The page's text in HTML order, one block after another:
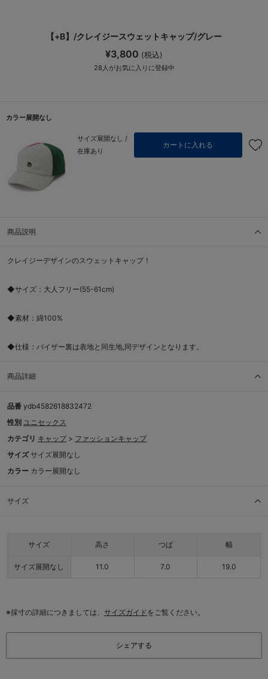
【+B】/クレイジースウェットキャップ/グレー
¥3,800 (税込)
28 人がお気に入りに登録中
カラー展開なし
サイズ展開なし /
在庫あり
カートに入れる
商品説明
クレイジーデザインのスウェットキャップ！
◆サイズ：大人フリー(55-61cm)
◆素材：綿100%
◆仕様：バイザー裏は表地と同生地,同デザインとなります。
商品詳細
品番 ydb4582618832472
性別 ユニセックス
カテゴリ キャップ > ファッションキャップ
サイズ サイズ展開なし
カラー カラー展開なし
サイズ
サイズ 高さ つば 幅
サイズ展開なし 11.0 7.0 19.0
※採寸の詳細につきましては、 サイズガイドをご覧ください。
シェアする